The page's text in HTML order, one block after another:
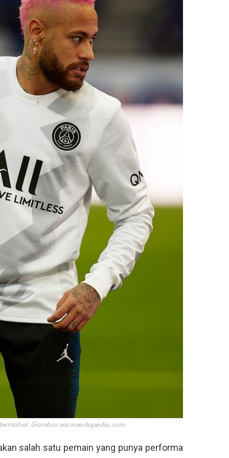
Gambar via investopedia.com
salah satu pemain yang punya performa